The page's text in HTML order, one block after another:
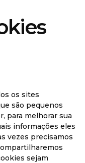
os sites
são pequenos
para melhorar sua
informações eles
vezes precisamos
sejam